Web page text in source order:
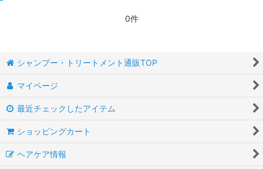
0件
シャンプー・トリートメント通販TOP
マイページ
最近チェックしたアイテム
ショッピングカート
ヘアケア情報